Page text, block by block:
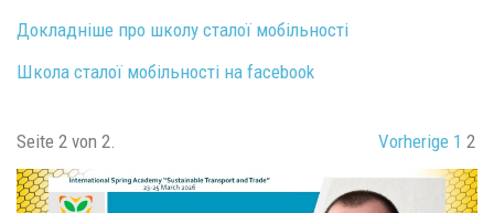
Докладніше про школу сталої мобільності
Школа сталої мобільності на facebook
Seite 2 von 2. Vorherige 1 2